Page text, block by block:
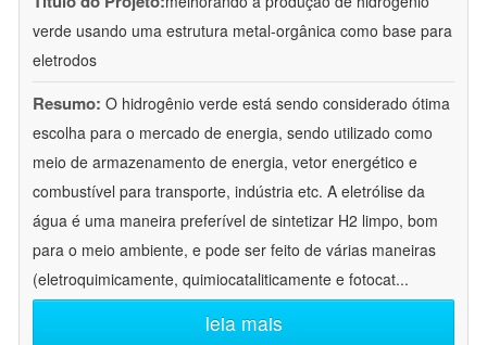
verde usando uma estrutura metal-orgânica como base para
eletrodos
Resumo: O hidrogênio verde está sendo considerado ótima
escolha para o mercado de energia, sendo utilizado como
meio de armazenamento de energia, vetor energético e
combustível para transporte, indústria etc. A eletrólise da
água é uma maneira preferível de sintetizar H2 limpo, bom
para o meio ambiente, e pode ser feito de várias maneiras
(eletroquimicamente, quimiocataliticamente e fotocat...
leia mais